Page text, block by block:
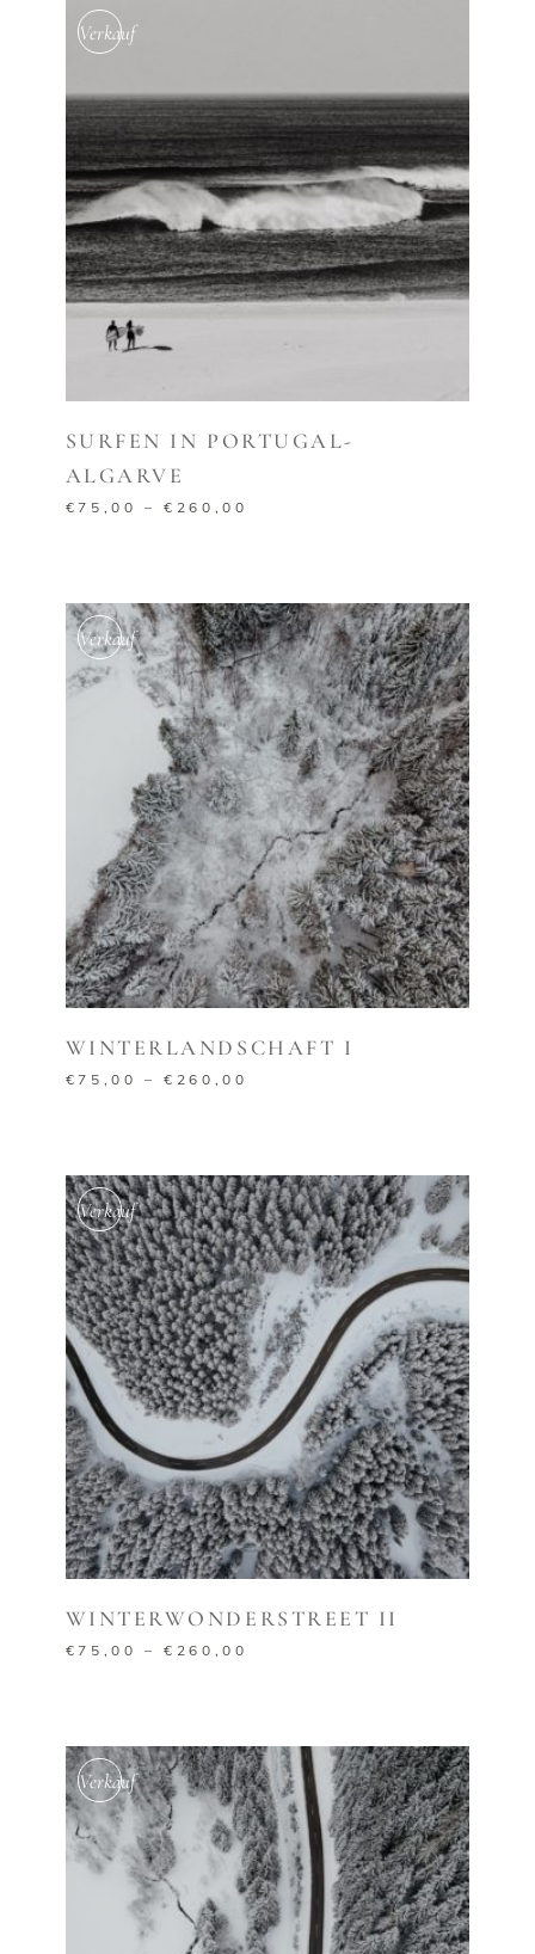
Verkauf
SURFEN IN PORTUGAL-
ALGARVE
€75,00 –€ 260,00
Verkauf
AUSFÜHRUNG WÄHLEN
WINTERLANDSCHAFT I
€75,00 –€ 260,00
Verkauf
AUSFÜHRUNG WÄHLEN
WINTERWONDERSTREET II
€75,00 –€ 260,00
Verkauf